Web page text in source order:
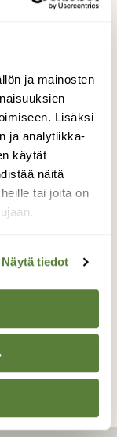
ja mainosten
Lisäksi
ja analytiikka-
käytät
näitä
tai joita on
Näytä tiedot
Klo:05.15
28.5.2025